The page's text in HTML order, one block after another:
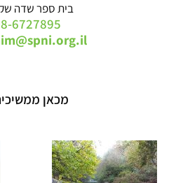
בית ספר שדה
6727895
מכאן